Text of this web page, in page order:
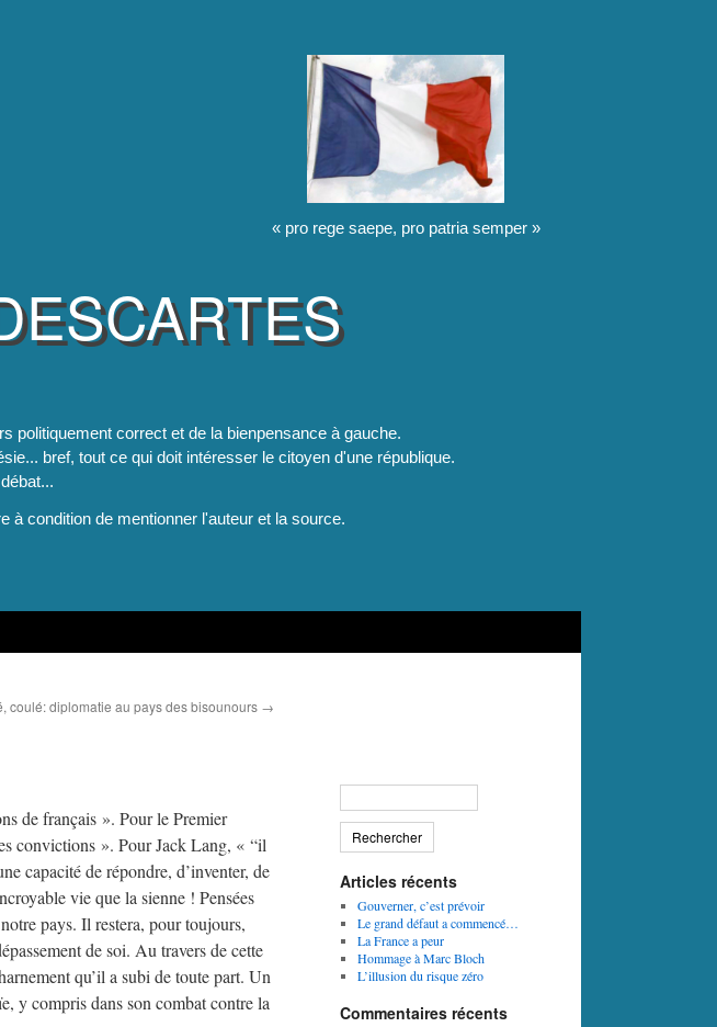
« pro rege saepe, pro patria semper »
politiquement correct et de la bienpensance à gauche.
bref, tout ce qui doit intéresser le citoyen d'une république.
à condition de mentionner l'auteur et la source.
coulé: diplomatie au pays des bisounours →
de français ». Pour le Premier
convictions ». Pour Jack Lang, « “il
capacité de répondre, d’inventer, de
vie que la sienne ! Pensées
pays. Il restera, pour toujours,
de soi. Au travers de cette
qu’il a subi de toute part. Un
y compris dans son combat contre la
Articles récents
Gouverner, c’est prévoir
Le grand défaut a commencé…
La France a peur
Hommage à Marc Bloch
L’illusion du risque zéro
Commentaires récents